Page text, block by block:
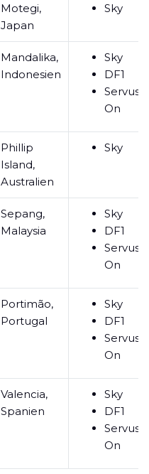
Motegi,
Japan
Sky
Mandalika,
Indonesien
Sky
DF1
On
Phillip
Island,
Australien
Sky
Sepang,
Malaysia
Sky
DF1
On
Portimão,
Portugal
Sky
DF1
On
Valencia,
Spanien
Sky
DF1
On